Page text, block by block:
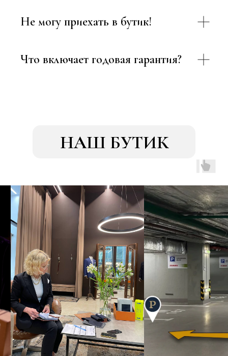
Не могу приехать в бутик!
Что включает годовая гарантия?
НАШ БУТИК